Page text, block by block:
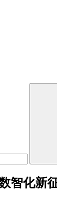
智化新